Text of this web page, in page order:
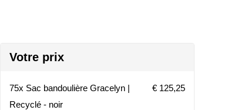
Votre prix
75x Sac bandoulière Gracelyn |
Recyclé - noir
€ 125,25